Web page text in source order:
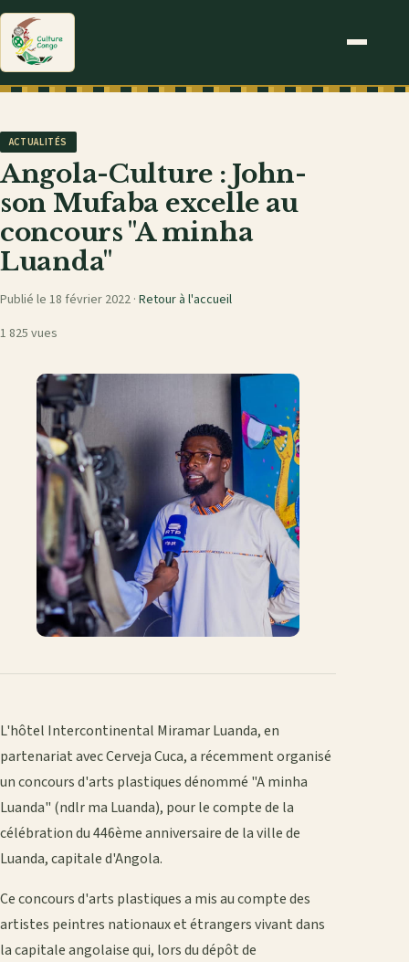
ACTUALITÉS
Angola-Culture : John-
son Mufaba excelle au
concours "A minha
Luanda"
Publié le 18 février 2022 · Retour à l'accueil
1 825 vues
L'hôtel Intercontinental Miramar Luanda, en
partenariat avec Cerveja Cuca, a récemment organisé
un concours d'arts plastiques dénommé "A minha
Luanda" (ndlr ma Luanda), pour le compte de la
célébration du 446ème anniversaire de la ville de
Luanda, capitale d'Angola.
Ce concours d'arts plastiques a mis au compte des
artistes peintres nationaux et étrangers vivant dans
la capitale angolaise qui, lors du dépôt de